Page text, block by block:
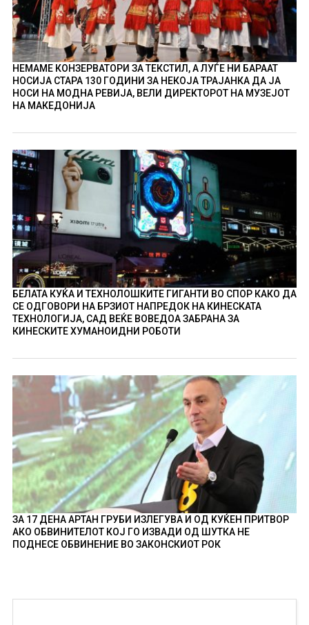
НЕМАМЕ КОНЗЕРВАТОРИ ЗА ТЕКСТИЛ, А ЛУЃЕ НИ БАРААТ
НОСИЈА СТАРА 130 ГОДИНИ ЗА НЕКОЈА ТРАЈАНКА ДА ЈА
НОСИ НА МОДНА РЕВИЈА, ВЕЛИ ДИРЕКТОРОТ НА МУЗЕЈОТ
НА МАКЕДОНИЈА
БЕЛАТА КУЌА И ТЕХНОЛОШКИТЕ ГИГАНТИ ВО СПОР КАКО ДА
СЕ ОДГОВОРИ НА БРЗИОТ НАПРЕДОК НА КИНЕСКАТА
ТЕХНОЛОГИЈА, САД ВЕЌЕ ВОВЕДОА ЗАБРАНА ЗА
КИНЕСКИТЕ ХУМАНОИДНИ РОБОТИ
ЗА 17 ДЕНА АРТАН ГРУБИ ИЗЛЕГУВА И ОД КУЌЕН ПРИТВОР
АКО ОБВИНИТЕЛОТ КОЈ ГО ИЗВАДИ ОД ШУТКА НЕ
ПОДНЕСЕ ОБВИНЕНИЕ ВО ЗАКОНСКИОТ РОК